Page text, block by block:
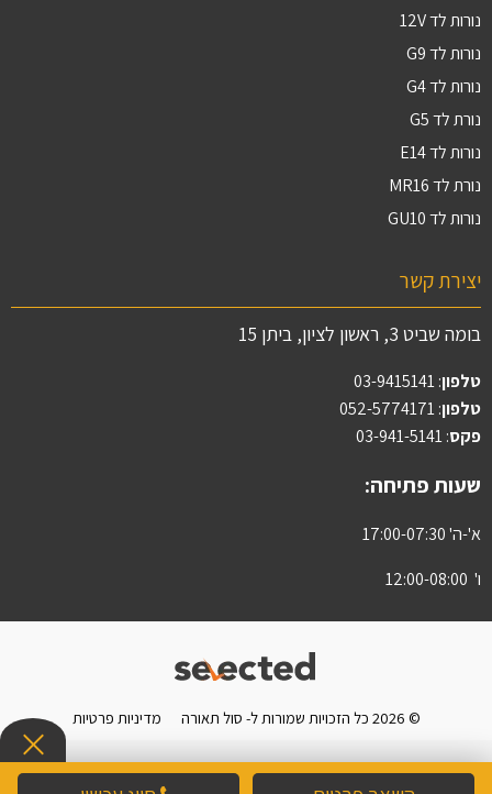
נורות לד 12V
נורות לד G9
נורות לד G4
נורת לד G5
נורות לד E14
נורת לד MR16
נורות לד GU10
יצירת קשר
בומה שביט 3, ראשון לציון, ביתן 15
טלפון:
03-9415141
טלפון: 052-5774171
פקס: 03-941-5141
שעות פתיחה:
א'-ה' 17:00-07:30
ו' 12:00-08:00
© 2026 כל הזכויות שמורות ל- סול תאורה מדיניות פרטיות